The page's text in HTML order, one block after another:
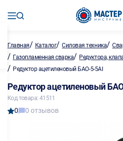
Главная/ Каталог/Силовая техника/
/ Газопламенная сварка/ Редуктора,
/ Редуктор ацетиленовый БАО-5-5AI
Редуктор ацетиленовый
Код товара: 41511
0 0 отзывов